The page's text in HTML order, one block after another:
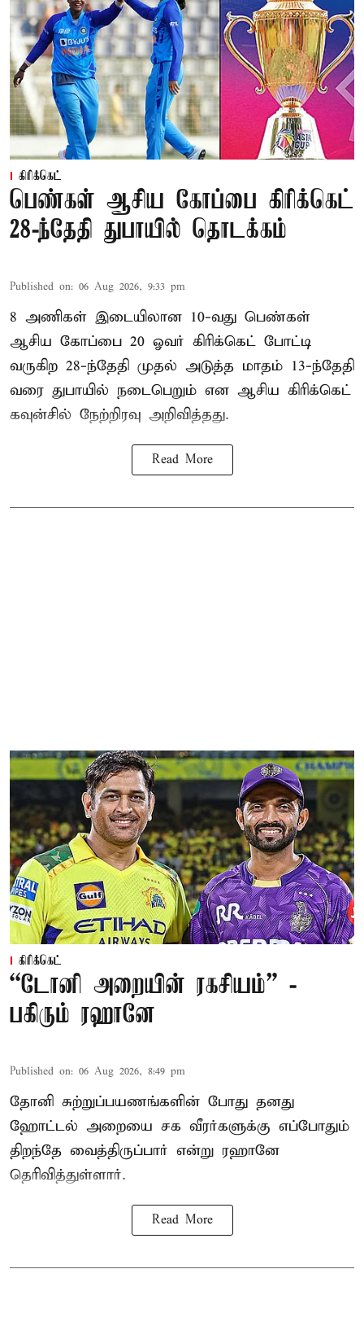
கிரிக்கெட்
பெண்கள் ஆசிய கோப்பை கிரிக்கெட்
28-ந்தேதி துபாயில் தொடக்கம்
Published on: 06 Aug 2026, 9:33 pm
8 அணிகள் இடையிலான 10-வது பெண்கள்
ஆசிய கோப்பை 20 ஓவர் கிரிக்கெட் போட்டி
வருகிற 28-ந்தேதி முதல் அடுத்த மாதம் 13-ந்தேதி
வரை துபாயில் நடைபெறும் என ஆசிய கிரிக்கெட்
கவுன்சில் நேற்றிரவு அறிவித்தது.
Read More
கிரிக்கெட்
“டோனி அறையின் ரகசியம்” -
பகிரும் ரஹானே
Published on: 06 Aug 2026, 8:49 pm
தோனி சுற்றுப்பயணங்களின் போது தனது
ஹோட்டல் அறையை சக வீரர்களுக்கு எப்போதும்
திறந்தே வைத்திருப்பார் என்று ரஹானே
தெரிவித்துள்ளார்.
Read More